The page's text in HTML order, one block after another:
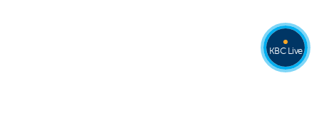
KBC Live